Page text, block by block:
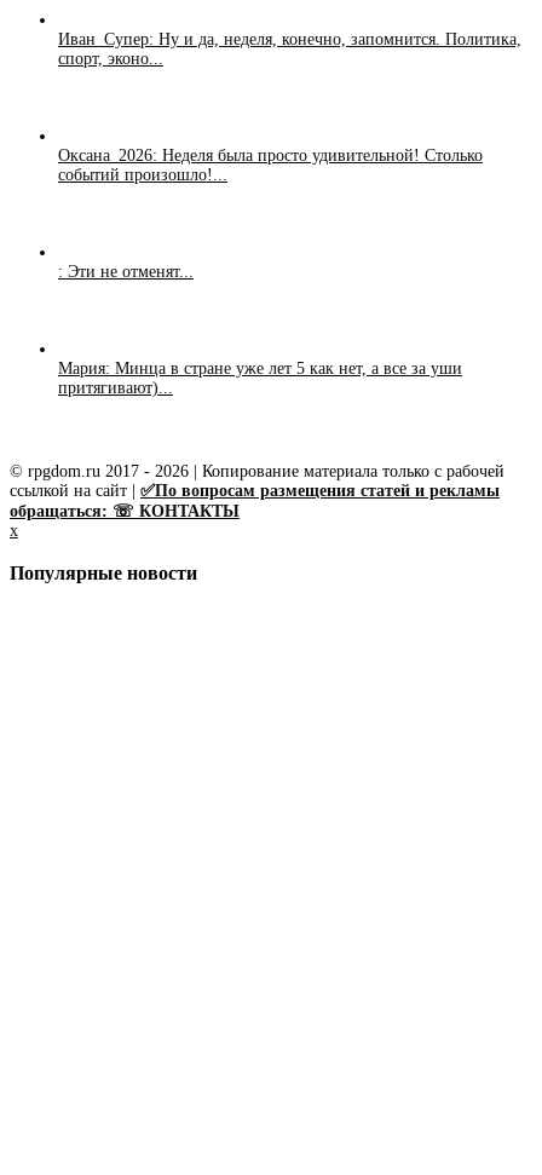
Иван_Супер: Ну и да, неделя, конечно, запомнится. Политика,
спорт, эконо...
Оксана_2026: Неделя была просто удивительной! Столько
событий произошло!...
: Эти не отменят...
Мария: Минца в стране уже лет 5 как нет, а все за уши
притягивают)...
© rpgdom.ru 2017 - 2026 | Копирование материала только с рабочей
ссылкой на сайт | ✅По вопросам размещения статей и рекламы
обращаться: ☏ КОНТАКТЫ
x
Популярные новости